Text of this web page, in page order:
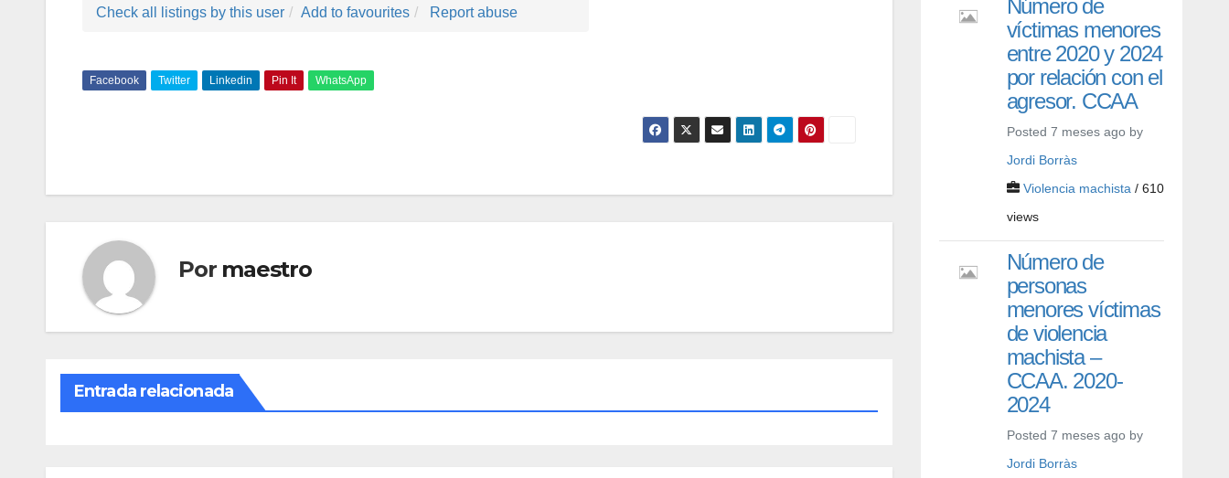
Check all listings by this user Add to favourites Report abuse
Facebook Twitter Linkedin Pin It WhatsApp
Por maestro
Entrada relacionada
Número de
víctimas menores
entre 2020 y 2024
por relación con el
agresor. CCAA
Posted 7 meses ago by
Jordi Borràs
Violencia machista/ 610
views
Número de
personas
menores víctimas
de violencia
machista –
CCAA. 2020-
2024
Posted 7 meses ago by
Jordi Borràs